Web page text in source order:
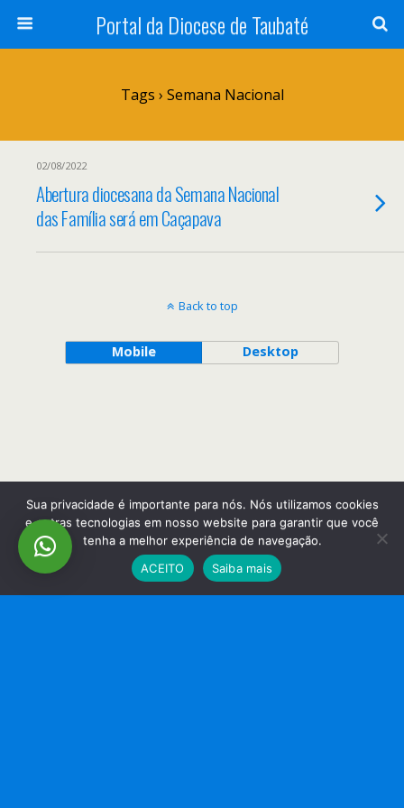
Portal da Diocese de Taubaté
Tags › Semana Nacional
02/08/2022
Abertura diocesana da Semana Nacional
das Família será em Caçapava
Back to top
Mobile Desktop
Sua privacidade é importante para nós. Nós utilizamos cookies
e outras tecnologias em nosso website para garantir que você
tenha a melhor experiência de navegação.
ACEITO
Saiba mais